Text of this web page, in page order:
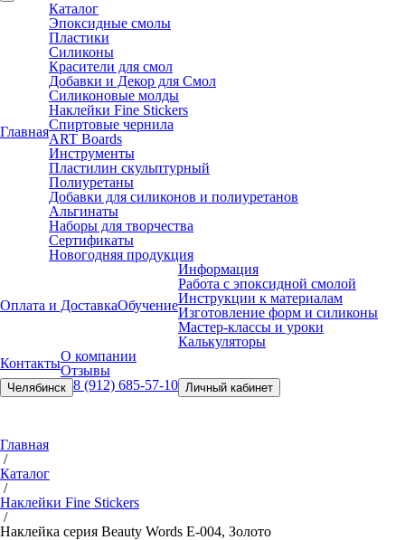
Главная
Каталог
Эпоксидные смолы
Пластики
Силиконы
Красители для смол
Добавки и Декор для Смол
Силиконовые молды
Наклейки Fine Stickers
Спиртовые чернила
ART Boards
Инструменты
Пластилин скульптурный
Полиуретаны
Добавки для силиконов и полиуретанов
Альгинаты
Наборы для творчества
Сертификаты
Новогодняя продукция
Оплата и ДоставкаОбучение
Информация
Работа с эпоксидной смолой
Инструкции к материалам
Изготовление форм и силиконы
Мастер-классы и уроки
Калькуляторы
КонтактыО компании
Отзывы
Челябинск 8 (912) 685-57-10 Личный кабинет
Главная
/
Каталог
/
Наклейки Fine Stickers
/
Наклейка серия Beauty Words Е-004, Золото